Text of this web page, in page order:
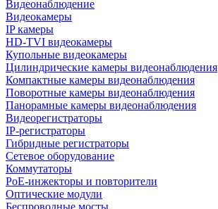
Видеонаблюдение
Видеокамеры
IP камеры
HD-TVI видеокамеры
Купольные видеокамеры
Цилиндрические камеры видеонаблюдения
Компактные камеры видеонаблюдения
Поворотные камеры видеонаблюдения
Панорамные камеры видеонаблюдения
Видеорегистраторы
IP-регистраторы
Гибридные регистраторы
Сетевое оборудование
Коммутаторы
PoE-инжекторы и повторители
Оптические модули
Беспроводные мосты